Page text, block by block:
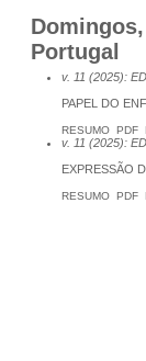
Portugal
v. 11 (2025):
PAPEL DO
RESUMO PDF
v. 11 (2025):
EXPRESSÃO
RESUMO PDF